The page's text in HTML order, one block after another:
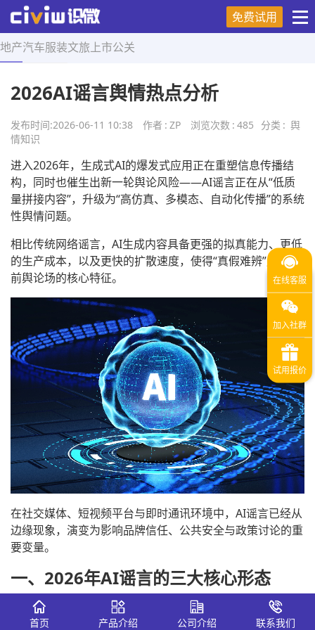
免费试用
地产汽车服装文旅 上市公关
首页 > 舆情知识 > 正文
2026AI谣言舆情热点分析
发布时间:2026-06-11 10:38 作者 : ZP 浏览次数 : 485 分类 : 舆
情知识
进入2026年，生成式AI的爆发式应用正在重塑信息传播结
构，同时也催生出新一轮舆论风险——AI谣言正在从“低质
量拼接内容”，升级为“高仿真、多模态、自动化传播”的系统
性舆情问题。
相比传统网络谣言，AI生成内容具备更强的拟真能力、更低
的生产成本，以及更快的扩散速度，使得“真假难辨”成为当
前舆论场的核心特征。
在社交媒体、短视频平台与即时通讯环境中，AI谣言已经从
边缘现象，演变为影响品牌信任、公共安全与政策讨论的重
要变量。
一、2026年AI谣言的三大核心形态
从舆情监测数据与平台治理案例来看，2026年AI谣言主要
呈现以下三类形态：
首页 产品介绍 公司介绍 联系我们